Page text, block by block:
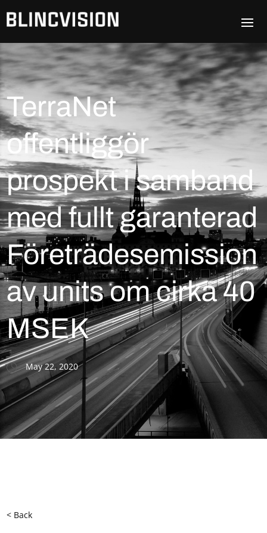
TerraNet
offentliggör
prospekt i samband
med fullt garanterad
Företrädesemission
av units om cirka 40
MSEK
May 22, 2020
< Back